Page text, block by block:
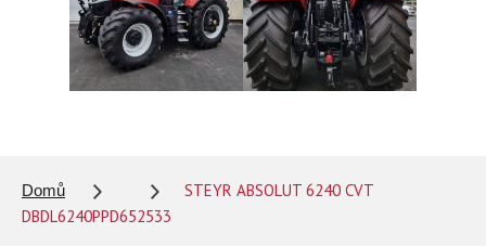
Domů
STEYR ABSOLUT 6240 CVT
DBDL6240PPD652533